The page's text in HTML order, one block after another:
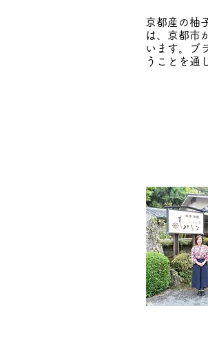
​京都産の
は、京都市
います。ブ
うことを通